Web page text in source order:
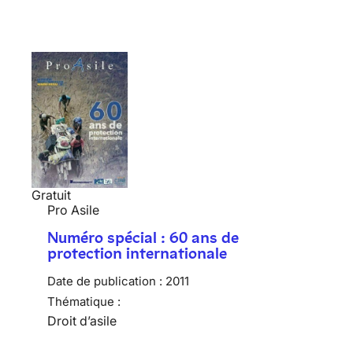
Gratuit
Pro Asile
Numéro spécial : 60 ans de
protection internationale
Date de publication : 2011
Thématique :
Droit d’asile